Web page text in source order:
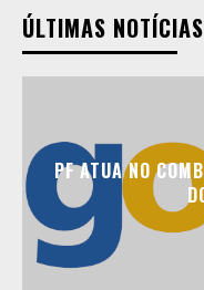
ÚLTIMAS NOTÍCIAS
PF ATUA NO